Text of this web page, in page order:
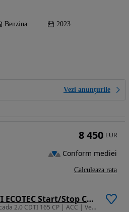
Benzina 2023
Vezi anunțurile
Opel Cascada 2.0 CDTI ECOTEC Start/Stop Cosmo
1956 cm3 • 165 CP • Opel Cascada 2.0 CDTI 165 CP | ACC | Ventilație | Piele | Side Assist
8 450 EUR
Conform mediei
Calculeaza rata